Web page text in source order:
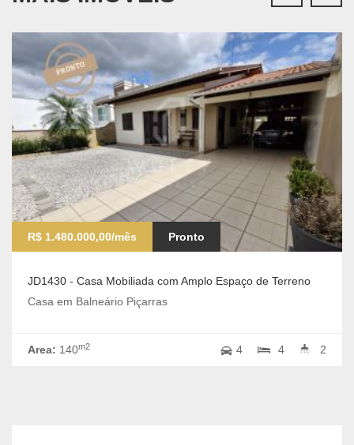
R$ 1.480.000,00/mês Pronto
JD1430 - Casa Mobiliada com Amplo Espaço de Terreno
Casa em Balneário Piçarras
Area: 140m2 4 4 2